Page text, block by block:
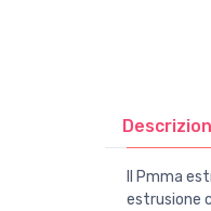
Il Pmma
estrusione